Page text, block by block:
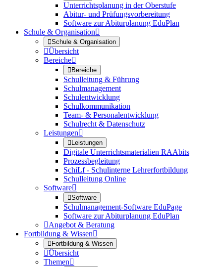
Unterrichtsplanung in der Oberstufe
Abitur- und Prüfungsvorbereitung
Software zur Abiturplanung EduPlan
Schule & Organisation
Schule & Organisation
Übersicht
Bereiche
Bereiche
Schulleitung & Führung
Schulmanagement
Schulentwicklung
Schulkommunikation
Team- & Personalentwicklung
Schulrecht & Datenschutz
Leistungen
Leistungen
Digitale Unterrichtsmaterialien RAAbits
Prozessbegleitung
SchiLf - Schulinterne Lehrerfortbildung
Schulleitung Online
Software
Software
Schulmanagement-Software EduPage
Software zur Abiturplanung EduPlan
Angebot & Beratung
Fortbildung & Wissen
Fortbildung & Wissen
Übersicht
Themen